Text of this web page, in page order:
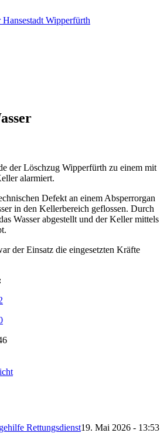
der Löschzug Wipperfürth zu einem mit
alarmiert.
Defekt an einem Absperrorgan
in den Kellerbereich geflossen. Durch
Wasser abgestellt und der Keller mittels
der Einsatz die eingesetzten Kräfte
Rettungsdienst19. Mai 2026 - 13:53